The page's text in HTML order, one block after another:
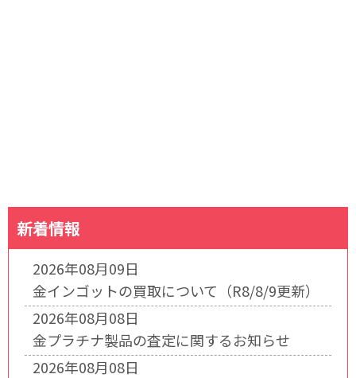
新着情報
2026年08月09日
金インゴットの買取について（R8/8/9更新）
2026年08月08日
金プラチナ製品の査定に関するお知らせ
2026年08月08日